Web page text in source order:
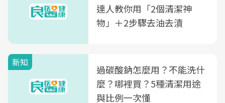
達人教你用「2個清潔神
物」＋2步驟去油去漬
新知
過碳酸鈉怎麼用？不能洗什
麼？哪裡買？5種清潔用途
與比例一次懂